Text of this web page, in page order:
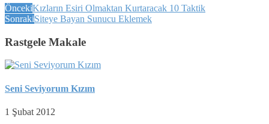
ÖncekiKızların Esiri Olmaktan Kurtaracak 10 Taktik
SonrakiSiteye Bayan Sunucu Eklemek
Rastgele Makale
Seni Seviyorum Kızım
1 Şubat 2012